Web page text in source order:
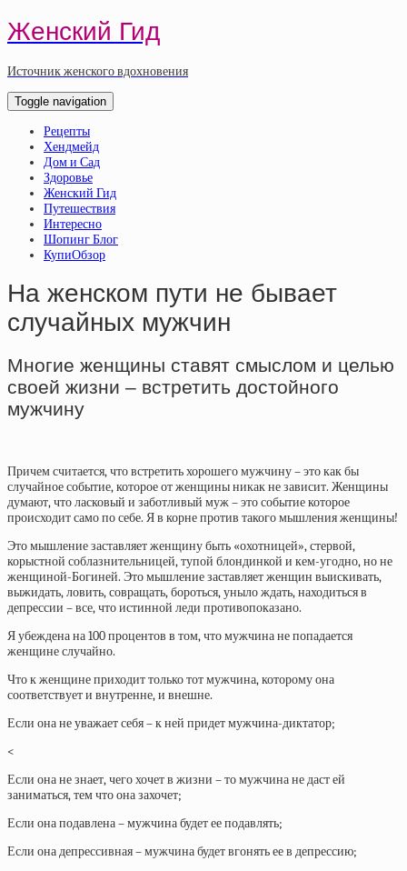
Женский Гид
Источник женского вдохновения
Toggle navigation
Рецепты
Хендмейд
Дом и Сад
Здоровье
Женский Гид
Путешествия
Интересно
Шопинг Блог
КупиОбзор
На женском пути не бывает
случайных мужчин
Многие женщины ставят смыслом и целью
своей жизни – встретить достойного
мужчину
Причем считается, что встретить хорошего мужчину – это как бы
случайное событие, которое от женщины никак не зависит. Женщины
думают, что ласковый и заботливый муж – это событие которое
происходит само по себе. Я в корне против такого мышления женщины!
Это мышление заставляет женщину быть «охотницей», стервой,
корыстной соблазнительницей, тупой блондинкой и кем-угодно, но не
женщиной-Богиней. Это мышление заставляет женщин выискивать,
выжидать, ловить, совращать, бороться, уныло ждать, находиться в
депрессии – все, что истинной леди противопоказано.
Я убеждена на 100 процентов в том, что мужчина не попадается
женщине случайно.
Что к женщине приходит только тот мужчина, которому она
соответствует и внутренне, и внешне.
Если она не уважает себя – к ней придет мужчина-диктатор;
<
Если она не знает, чего хочет в жизни – то мужчина не даст ей
заниматься, тем что она захочет;
Если она подавлена – мужчина будет ее подавлять;
Если она депрессивная – мужчина будет вгонять ее в депрессию;